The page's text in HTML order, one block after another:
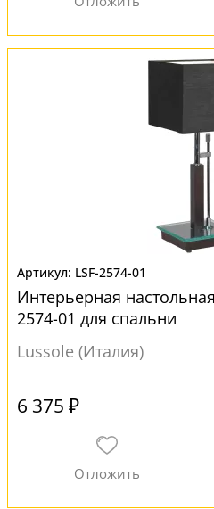
LSF-2574-01
Интерьерная
2574-01 для спальни
Lussole (Италия)
6 375 ₽